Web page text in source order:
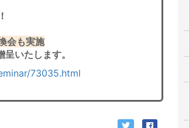
！
会も実施
呈いたします。
73035.html